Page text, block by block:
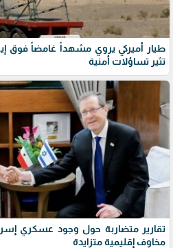
طيار أميركي يروي مشهداً غامضاً فوق
تثير تساؤلات أمنية
تقارير متضاربة حول وجود عسكري
مخاوف إقليمية متزايدة